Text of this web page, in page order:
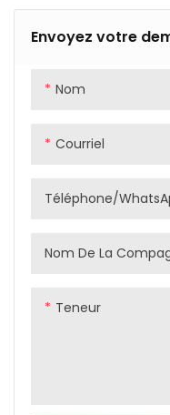
Envoyez votre
Nom
Courriel
Téléphone/
Nom De La
Teneur